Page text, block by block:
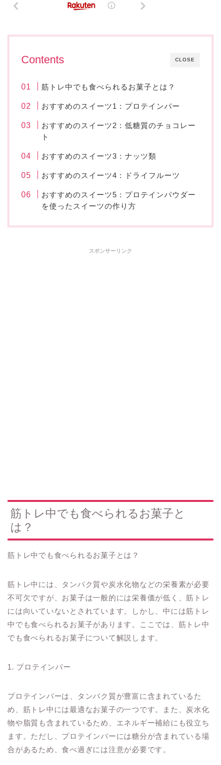
CLOSE
Contents
筋トレ中でも食べられるお菓子とは？
おすすめのスイーツ1：プロテインバー
おすすめのスイーツ2：低糖質のチョコレー
ト
おすすめのスイーツ3：ナッツ類
おすすめのスイーツ4：ドライフルーツ
おすすめのスイーツ5：プロテインパウダー
を使ったスイーツの作り方
スポンサーリンク
筋トレ中でも食べられるお菓子と
は？
筋トレ中でも食べられるお菓子とは？
筋トレ中には、タンパク質や炭水化物などの栄養素が必要
不可欠ですが、お菓子は一般的には栄養価が低く、筋トレ
には向いていないとされています。しかし、中には筋トレ
中でも食べられるお菓子があります。ここでは、筋トレ中
でも食べられるお菓子について解説します。
1. プロテインバー
プロテインバーは、タンパク質が豊富に含まれているた
め、筋トレ中には最適なお菓子の一つです。また、炭水化
物や脂質も含まれているため、エネルギー補給にも役立ち
ます。ただし、プロテインバーには糖分が含まれている場
合があるため、食べ過ぎには注意が必要です。